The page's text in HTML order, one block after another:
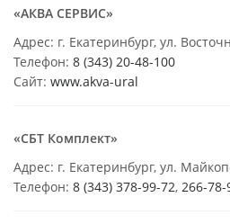
«АКВА СЕРВИС»
Адрес: г. Екатеринбург, ул.
Телефон: 8 (343) 20-48-100
Сайт: www.akva-ural
«СБТ Комплект»
Адрес: г. Екатеринбург, ул.
Телефон: 8 (343) 378-99-72, 266-78-